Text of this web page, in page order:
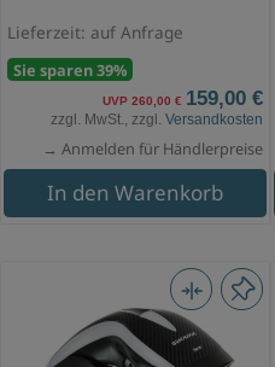
Lieferzeit: auf Anfrage
Sie sparen 39%
UVP 260,00 € 159,00 €
zzgl. MwSt., zzgl. Versandkosten
→ Anmelden für Händlerpreise
In den Warenkorb